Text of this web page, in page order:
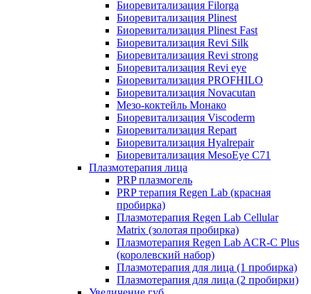
Биоревитализация Filorga
Биоревитализация Plinest
Биоревитализация Plinest Fast
Биоревитализация Revi Silk
Биоревитализация Revi strong
Биоревитализация Revi eye
Биоревитализация PROFHILO
Биоревитализация Novacutan
Мезо-коктейль Монако
Биоревитализация Viscoderm
Биоревитализация Repart
Биоревитализация Hyalrepair
Биоревитализация MesoEye C71
Плазмотерапия лица
PRP плазмогель
PRP терапия Regen Lab (красная
пробирка)
Плазмотерапия Regen Lab Cellular
Matrix (золотая пробирка)
Плазмотерапия Regen Lab ACR-C Plus
(королевский набор)
Плазмотерапия для лица (1 пробирка)
Плазмотерапия для лица (2 пробирки)